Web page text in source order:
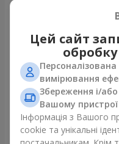
Букет "Небесна акварель"
7 098 грн
Замовити
Цей сайт
вимірювання
Збереження і/
Вашому пристрої
Інформація з Вашого
cookie та унікальні